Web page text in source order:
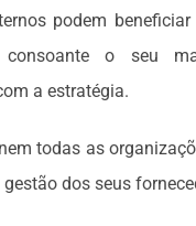
podem
consoante o seu
a estratégia.
todas as
dos seus